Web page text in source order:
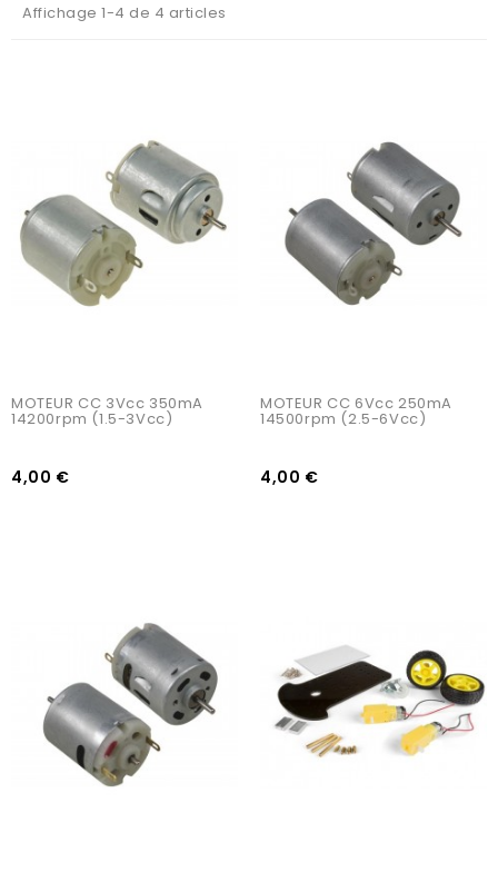
Affichage 1-4 de 4 articles
MOTEUR CC 3Vcc 350mA
14200rpm (1.5-3Vcc)
4,00 €
MOTEUR CC 6Vcc 250mA
14500rpm (2.5-6Vcc)
4,00 €